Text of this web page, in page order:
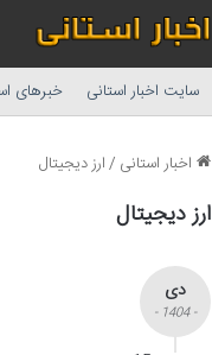
سایت اخبار استانی خبرهای
اخبار استانی /ارز دیجیتال
ارز دیجیتال
دی
- 1404 -